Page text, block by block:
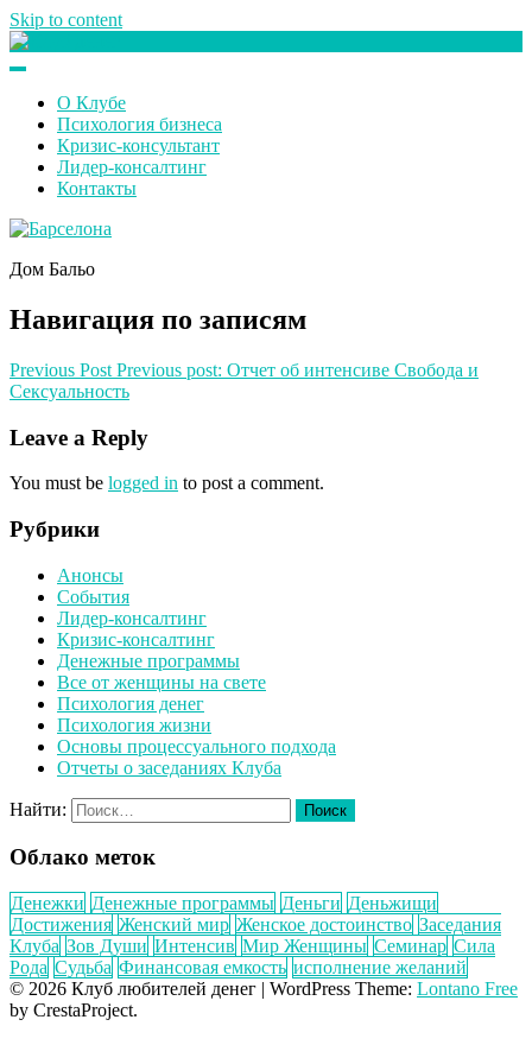
Skip to content
О Клубе
Психология бизнеса
Кризис-консультант
Лидер-консалтинг
Контакты
Дом Бальо
Навигация по записям
Previous Post Previous post: Отчет об интенсиве Свобода и
Сексуальность
Leave a Reply
You must be logged in to post a comment.
Рубрики
Анонсы
События
Лидер-консалтинг
Кризис-консалтинг
Денежные программы
Все от женщины на свете
Психология денег
Психология жизни
Основы процессуального подхода
Отчеты о заседаниях Клуба
Найти:
Облако меток
Денежки Денежные программы Деньги Деньжищи
Достижения Женский мир Женское достоинство Заседания
Клуба Зов Души Интенсив Мир Женщины Семинар Сила
Рода Судьба Финансовая емкость исполнение желаний
© 2026 Клуб любителей денег | WordPress Theme: Lontano Free
by CrestaProject.